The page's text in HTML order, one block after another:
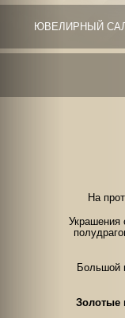
ЮВЕЛИРНЫЙ
На
Украшения
Большой
Золотые